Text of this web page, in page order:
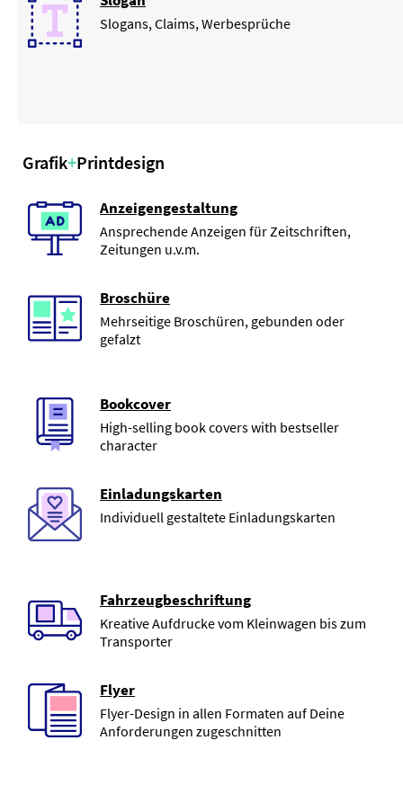
Slogans, Claims, Werbesprüche
Grafik+Printdesign
Anzeigengestaltung
Ansprechende Anzeigen für Zeitschriften,
Zeitungen u.v.m.
Broschüre
Mehrseitige Broschüren, gebunden oder
gefalzt
Bookcover
High-selling book covers with bestseller
character
Einladungskarten
Individuell gestaltete Einladungskarten
Fahrzeugbeschriftung
Kreative Aufdrucke vom Kleinwagen bis zum
Transporter
Flyer
Flyer-Design in allen Formaten auf Deine
Anforderungen zugeschnitten